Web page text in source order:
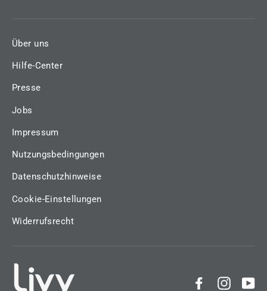
Über uns
Hilfe-Center
Presse
Jobs
Impressum
Nutzungsbedingungen
Datenschutzhinweise
Cookie-Einstellungen
Widerrufsrecht
Facebook